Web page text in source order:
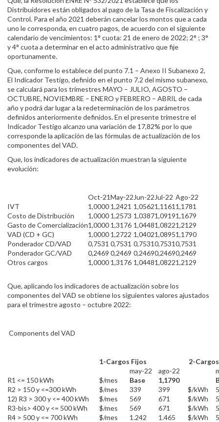
Distribuidores están obligados al pago de la Tasa de Fiscalización y
Control. Para el año 2021 deberán cancelar los montos que a cada
uno le corresponda, en cuatro pagos, de acuerdo con el siguiente
calendario de vencimientos: 1° cuota: 21 de enero de 2022; 2° ; 3°
y 4° cuota a determinar en el acto administrativo que fije
oportunamente.
Que, conforme lo establece del punto 7.1 – Anexo II Subanexo 2,
El Indicador Testigo, definido en el punto 7.2 del mismo subanexo,
se calculará para los trimestres MAYO – JULIO, AGOSTO –
OCTUBRE, NOVIEMBRE – ENERO y FEBRERO – ABRIL de cada
año y podrá dar lugar a la redeterminación de los parámetros
definidos anteriormente definidos. En el presente trimestre el
Indicador Testigo alcanzo una variación de 17,82% por lo que
corresponde la aplicación de las fórmulas de actualización de los
componentes del VAD.
Que, los indicadores de actualización muestran la siguiente
evolución:
Oct-21May-22 Jun-22 Jul-22 Ago-22
IVT
1,0000 1,2421 1,05621,1161 1,1781
Costo de Distribución
1,0000 1,2573 1,03871,09191,1679
Gasto de Comercialización1,0000 1,3176 1,04481,08221,2129
VAD (CD + GC)
1,0000 1,2722 1,04021,08951,1790
Ponderador CD/VAD
0,7531 0,7531 0,75310,75310,7531
Ponderador GC/VAD
0,2469 0,2469 0,24690,24690,2469
Otros cargos
1,0000 1,3176 1,04481,08221,2129
Que, aplicando los indicadores de actualización sobre los
componentes del VAD se obtiene los siguientes valores ajustados
para el trimestre agosto – octubre 2022:
Components del VAD
1-Cargos Fijos
2-
may-22
ago-22
R1 <= 150 kWh
$/mes Base 1,1790
R2 > 150 y <=300 kWh
$/mes 339 399 $/kWh
12) R3 > 300 y <= 400 kWh
$/mes 569 671 $/kWh
R3-bis> 400 y <= 500 kWh
$/mes 569 671 $/kWh
R4 > 500 y <= 700 kWh
$/mes 1.242 1.465 $/kWh